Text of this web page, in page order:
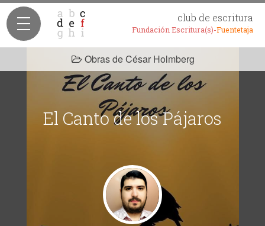
club de escritura
Fundación Escritura(s)-Fuentetaja
Obras de César Holmberg
El Canto de los Pájaros